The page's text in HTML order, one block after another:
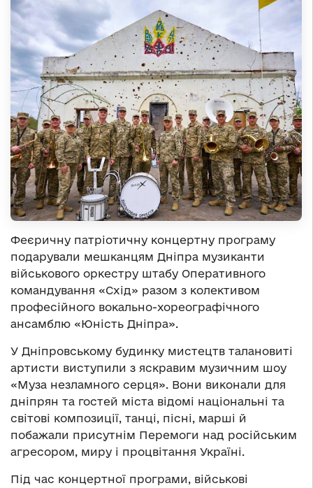
Феєричну патріотичну концертну програму
подарували мешканцям Дніпра музиканти
військового оркестру штабу Оперативного
командування «Схід» разом з колективом
професійного вокально-хореографічного
ансамблю «Юність Дніпра».
У Дніпровському будинку мистецтв талановиті
артисти виступили з яскравим музичним шоу
«Муза незламного серця». Вони виконали для
дніпрян та гостей міста відомі національні та
світові композиції, танці, пісні, марші й
побажали присутнім Перемоги над російським
агресором, миру і процвітання Україні.
Під час концертної програми, військові